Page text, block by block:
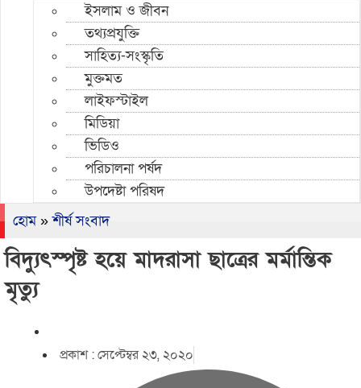
ইসলাম ও জীবন
তথ্যপ্রযুক্তি
সাহিত্য-সংস্কৃতি
মুক্তমত
লাইফস্টাইল
মিডিয়া
ভিডিও
পরিচালনা পর্ষদ
উপদেষ্টা পরিষদ
হোম»শীর্ষ সংবাদ
বিদ্যুৎস্পৃষ্ট হয়ে মাদরাসা ছাত্রের মর্মান্তিক
মৃত্যু
প্রকাশ :সেপ্টেম্বর ২৩, ২০২০